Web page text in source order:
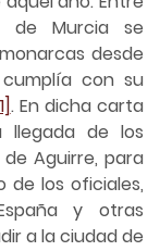
de Murcia se
desde
con su
. En dicha carta
llegada de los
Aguirre, para
de los oficiales,
y otras
a la ciudad de